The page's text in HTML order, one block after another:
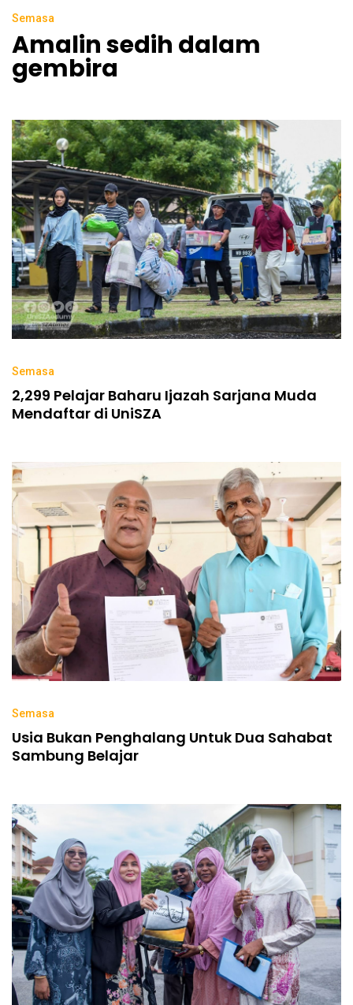
Semasa
Amalin sedih dalam
gembira
Semasa
2,299 Pelajar Baharu Ijazah Sarjana Muda
Mendaftar di UniSZA
Semasa
Usia Bukan Penghalang Untuk Dua Sahabat
Sambung Belajar